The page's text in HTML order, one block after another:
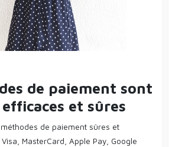
de paiement sont
et sûres
de paiement sûres et
MasterCard, Apple Pay, Google